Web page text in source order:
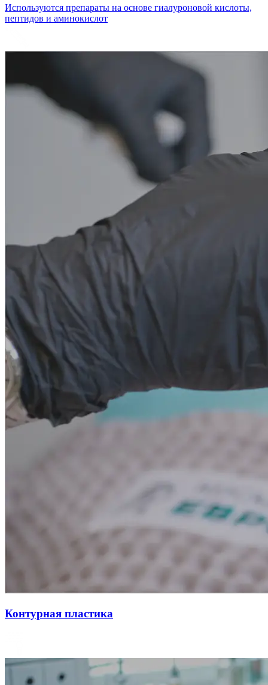
Используются препараты на основе гиалуроновой кислоты,
пептидов и аминокислот
Контурная пластика